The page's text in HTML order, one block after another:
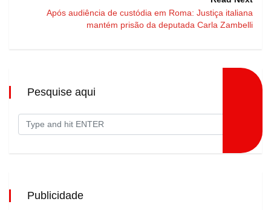
Após audiência de custódia em Roma: Justiça italiana
mantém prisão da deputada Carla Zambelli
Pesquise aqui
Publicidade